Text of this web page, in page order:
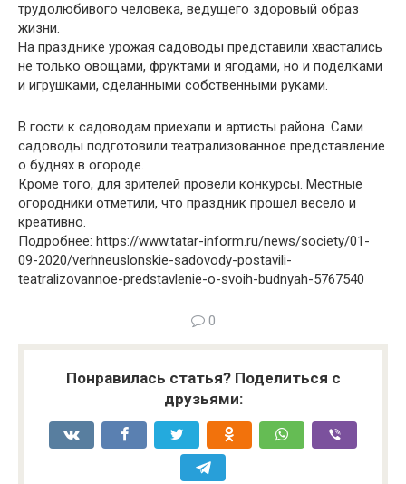
трудолюбивого человека, ведущего здоровый образ
жизни.
На празднике урожая садоводы представили хвастались
не только овощами, фруктами и ягодами, но и поделками
и игрушками, сделанными собственными руками.
В гости к садоводам приехали и артисты района. Сами
садоводы подготовили театрализованное представление
о буднях в огороде.
Кроме того, для зрителей провели конкурсы. Местные
огородники отметили, что праздник прошел весело и
креативно.
Подробнее: https://www.tatar-inform.ru/news/society/01-
09-2020/verhneuslonskie-sadovody-postavili-
teatralizovannoe-predstavlenie-o-svoih-budnyah-5767540
0
Понравилась статья? Поделиться с
друзьями: